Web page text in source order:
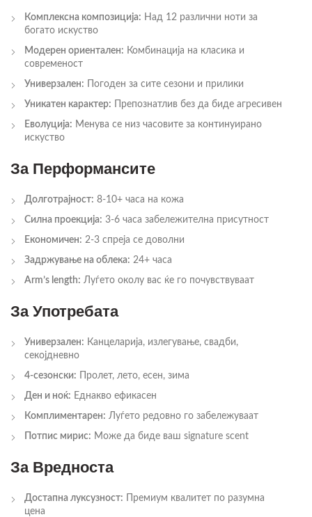
Комплексна композиција: Над 12 различни ноти за
богато искуство
Модерен ориентален: Комбинација на класика и
современост
Универзален: Погоден за сите сезони и прилики
Уникатен карактер: Препознатлив без да биде агресивен
Еволуција: Менува се низ часовите за континуирано
искуство
За Перформансите
Долготрајност: 8-10+ часа на кожа
Силна проекција: 3-6 часа забележителна присутност
Економичен: 2-3 спреја се доволни
Задржување на облека: 24+ часа
Arm’s length: Луѓето околу вас ќе го почувствуваат
За Употребата
Универзален: Канцеларија, излегување, свадби,
секојдневно
4-сезонски: Пролет, лето, есен, зима
Ден и ноќ: Еднакво ефикасен
Комплиментарен: Луѓето редовно го забележуваат
Потпис мирис: Може да биде ваш signature scent
За Вредноста
Достапна луксузност: Премиум квалитет по разумна
цена